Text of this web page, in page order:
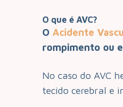
O que é AVC?
O Acidente
rompimento ou
No caso do AVC
tecido cerebral e